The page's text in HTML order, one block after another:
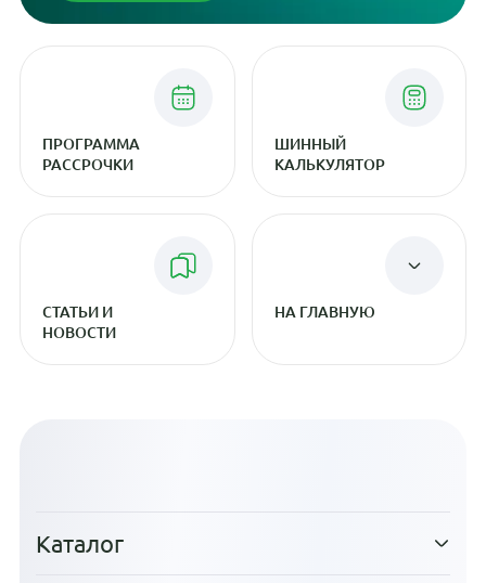
ПРОГРАММА
РАССРОЧКИ
ШИННЫЙ
КАЛЬКУЛЯТОР
СТАТЬИ И
НОВОСТИ
НА ГЛАВНУЮ
Каталог